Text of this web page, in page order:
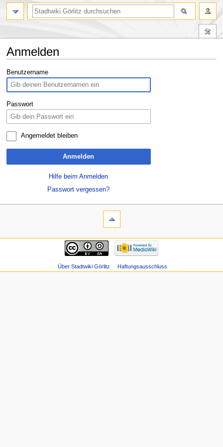
Anmelden
Zur
Navigation
springen
Zur
Suche
springen
Benutzername
Passwort
Angemeldet bleiben
Anmelden
Hilfe beim Anmelden
Passwort vergessen?
Über Stadtwiki Görlitz Haftungsausschluss